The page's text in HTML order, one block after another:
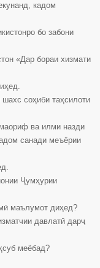
кадом
бо забони
«Дар бораи хизмати
соҳиби таҳсилоти
ва илми назди
санади меъёрии
Ҷумҳурии
маълумот диҳед?
давлатӣ дарҷ
меёбад?